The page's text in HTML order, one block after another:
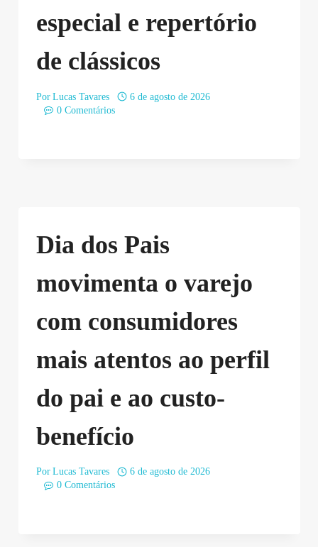
especial e repertório
de clássicos
Por Lucas Tavares
6 de agosto de 2026
0 Comentários
Dia dos Pais
movimenta o varejo
com consumidores
mais atentos ao perfil
do pai e ao custo-
benefício
Por Lucas Tavares
6 de agosto de 2026
0 Comentários